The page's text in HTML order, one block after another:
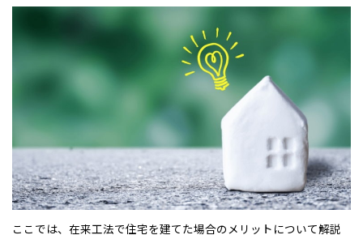
ここでは、在来工法で住宅を建てた場合のメリットについて解説